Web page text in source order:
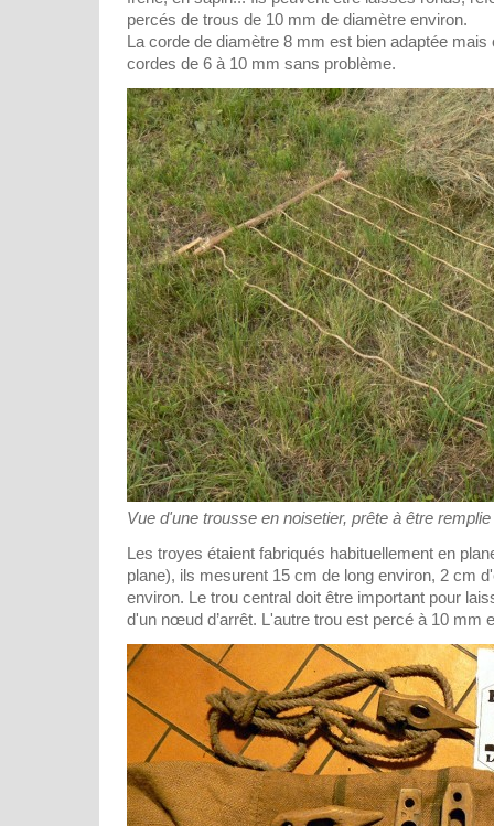
percés de trous de 10 mm de diamètre environ.
La corde de diamètre 8 mm est bien adaptée mais
cordes de 6 à 10 mm sans problème.
Vue d'une trousse en noisetier, prête à être
Les troyes étaient fabriqués habituellement en
plane), ils mesurent 15 cm de long environ, 2 cm
environ. Le trou central doit être important pour
d'un nœud d’arrêt. L'autre trou est percé à 10 mm